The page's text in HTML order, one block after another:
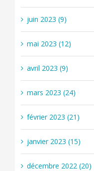
juin 2023 (9)
mai 2023 (12)
avril 2023 (9)
mars 2023 (24)
février 2023 (21)
janvier 2023 (15)
décembre 2022 (20)